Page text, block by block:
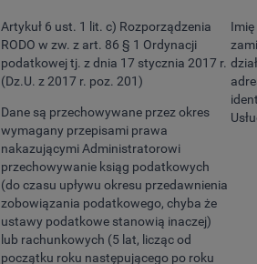
Artykuł 6 ust. 1 lit. c) Rozporządzenia
RODO w zw. z art. 86 § 1 Ordynacji
podatkowej tj. z dnia 17 stycznia 2017 r.
(Dz.U. z 2017 r. poz. 201)
Dane są przechowywane przez okres
wymagany przepisami prawa
nakazującymi Administratorowi
przechowywanie ksiąg podatkowych
(do czasu upływu okresu przedawnienia
zobowiązania podatkowego, chyba że
ustawy podatkowe stanowią inaczej)
lub rachunkowych (5 lat, licząc od
początku roku następującego po roku